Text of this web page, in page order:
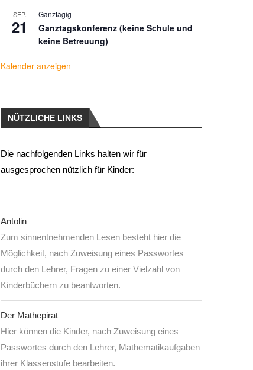
SEP.
21
Ganztägig
Ganztagskonferenz (keine Schule und
keine Betreuung)
Kalender anzeigen
NÜTZLICHE LINKS
Die nachfolgenden Links halten wir für
ausgesprochen nützlich für Kinder:
Antolin
Zum sinnentnehmenden Lesen besteht hier die
Möglichkeit, nach Zuweisung eines Passwortes
durch den Lehrer, Fragen zu einer Vielzahl von
Kinderbüchern zu beantworten.
Der Mathepirat
Hier können die Kinder, nach Zuweisung eines
Passwortes durch den Lehrer, Mathematikaufgaben
ihrer Klassenstufe bearbeiten.